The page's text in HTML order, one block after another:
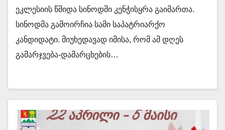
ეკლესიის წმიდა სინოდში კენჭისყრა გაიმართა.
სინოდმა გამოირჩია სამი საპატრიარქო
კანდიდატი. მიუხედავად იმისა, რომ ამ დღეს
გამარჯვება-დამარცხების…